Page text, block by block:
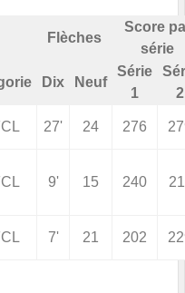
Flèches
Score
série
Dix Neuf
Série
1
2
27' 24 276
9' 15 240
7' 21 202